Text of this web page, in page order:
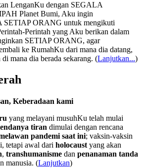
LenganKu dengan SEGALA
Planet Bumi, Aku ingin
ORANG untuk mengikuti
Perintah yang Aku berikan dalam
SETIAP ORANG, agar
ke RumahKu dari mana dia datang,
mana dia berada sekarang. (Lanjutkan...)
Keberadaan kami
yang melayani musuhKu telah mulai
tiran dimulai dengan rencana
pandemi saat ini; vaksin-vaksin
tetapi awal dari holocaust yang akan
, transhumanisme dan penanaman tanda
manusia. (Lanjutkan)